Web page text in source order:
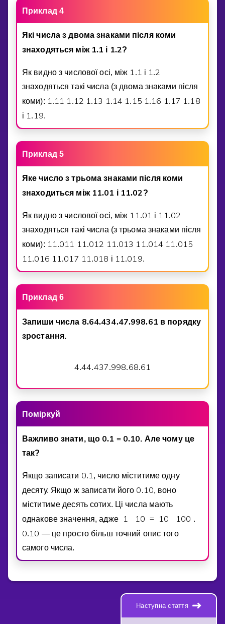
Приклад 4
Якi числа з двома знаками пiсля коми
знаходяться мiж 1.1 i 1.2?
Як видно з числової осi, мiж 1 .1 i 1 .2
знаходяться такi числа (з двома знаками пiсля
коми): 1 .1 1 1 .1 2 1 .13 1 .14 1 . 1 5 1 .1 6 1 .1 7 1 .1 8
i 1 . 1 9.
Приклад 5
Яке число з трьома знаками пiсля коми
знаходиться мiж 11.01 i 11.02?
Як видно з числової осi, мiж 1 1 .01 i 1 1 .02
знаходяться такi числа (з трьома знаками пiсля
коми): 1 1 .01 1 1 1 .012 1 1 .013 1 1 .014 1 1 .01 5
1 1 .0 1 6 1 1 .01 7 1 1 .01 8 i 1 1 .01 9.
Приклад 6
Запиши числа 8.64.434.47.998.61 в порядку
зростання.
4.44.437.998.68.61
Помiркуй
Важливо знати, що 0.1 = 0.10. Але чому це
так?
Якщо записати 0.1 , число мiститиме одну
десяту. Якщо ж записати його 0.1 0, воно
мiститиме десять сотих. Цi числа мають
однакове значення, адже
1 1 0 = 1 0 1 00 .
0.1 0 — це просто бiльш точний опис того
самого числа.
Наступна стаття